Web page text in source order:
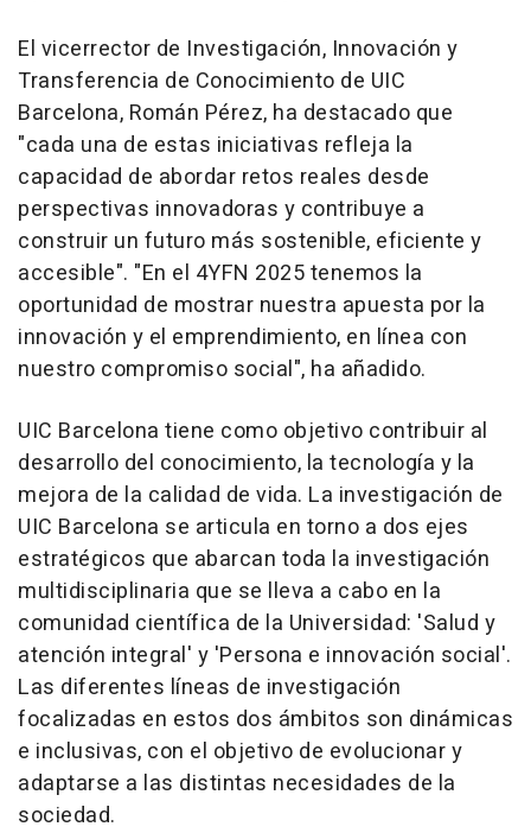
El vicerrector de Investigación, Innovación y
Transferencia de Conocimiento de UIC
Barcelona, Román Pérez, ha destacado que
"cada una de estas iniciativas refleja la
capacidad de abordar retos reales desde
perspectivas innovadoras y contribuye a
construir un futuro más sostenible, eficiente y
accesible". "En el 4YFN 2025 tenemos la
oportunidad de mostrar nuestra apuesta por la
innovación y el emprendimiento, en línea con
nuestro compromiso social", ha añadido.
UIC Barcelona tiene como objetivo contribuir al
desarrollo del conocimiento, la tecnología y la
mejora de la calidad de vida. La investigación de
UIC Barcelona se articula en torno a dos ejes
estratégicos que abarcan toda la investigación
multidisciplinaria que se lleva a cabo en la
comunidad científica de la Universidad: 'Salud y
atención integral' y 'Persona e innovación social'.
Las diferentes líneas de investigación
focalizadas en estos dos ámbitos son dinámicas
e inclusivas, con el objetivo de evolucionar y
adaptarse a las distintas necesidades de la
sociedad.